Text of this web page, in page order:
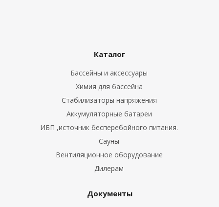
Каталог
Бассейны и аксессуары
Химия для бассейна
Стабилизаторы напряжения
Аккумуляторные батареи
ИБП ,источник бесперебойного питания.
Сауны
Вентиляционное оборудование
Дилерам
Документы